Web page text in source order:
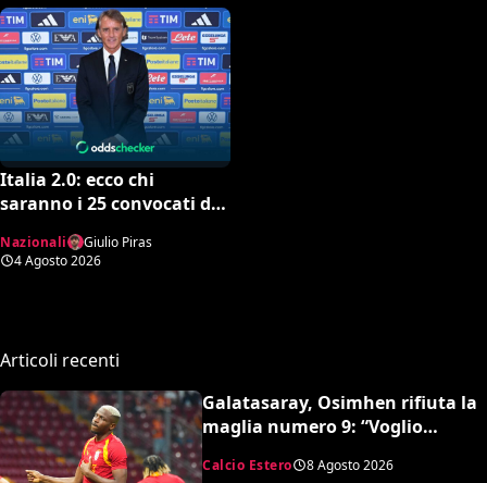
Italia 2.0: ecco chi
saranno i 25 convocati di
conferme e sorprese
Nazionali
Giulio Piras
4 Agosto 2026
Articoli recenti
Galatasaray, Osimhen rifiuta la
maglia numero 9: “Voglio
Calcio Estero 8 Agosto 2026